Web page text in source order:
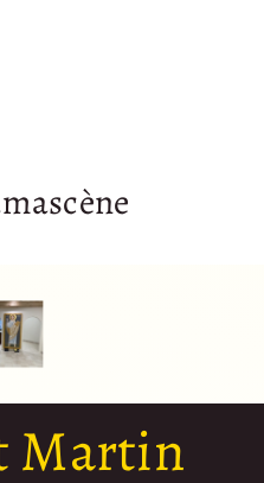
Martin